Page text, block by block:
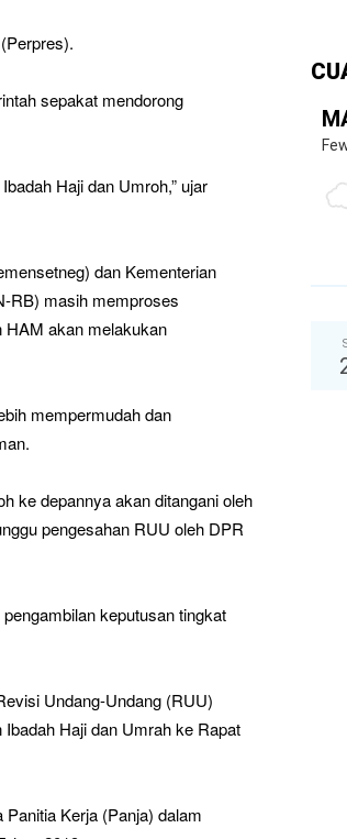
sepakat mendorong
Haji dan Umroh,” ujar
dan Kementerian
RB) masih memproses
HAM akan melakukan
mempermudah dan
ke depannya akan ditangani oleh
pengesahan RUU oleh DPR
keputusan tingkat
Undang-Undang (RUU)
Haji dan Umrah ke Rapat
Kerja (Panja) dalam